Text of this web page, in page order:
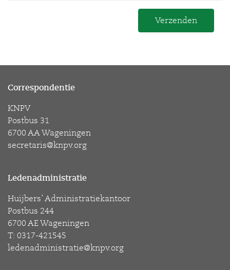
Verzenden
Correspondentie
KNPV
Postbus 31
6700 AA Wageningen
secretaris@knpv.org
Ledenadministratie
Huijbers’ Administratiekantoor
Postbus 244
6700 AE Wageningen
T: 0317-421545
ledenadministratie@knpv.org